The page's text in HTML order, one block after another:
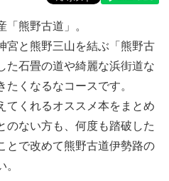
熊野古道」。
宮と熊野三山を結ぶ「熊野古
た石畳の道や綺麗な浜街道な
くなるなコースです。
てくれるオススメ本をまとめ
のない方も、何度も踏破した
とで改めて熊野古道伊勢路の